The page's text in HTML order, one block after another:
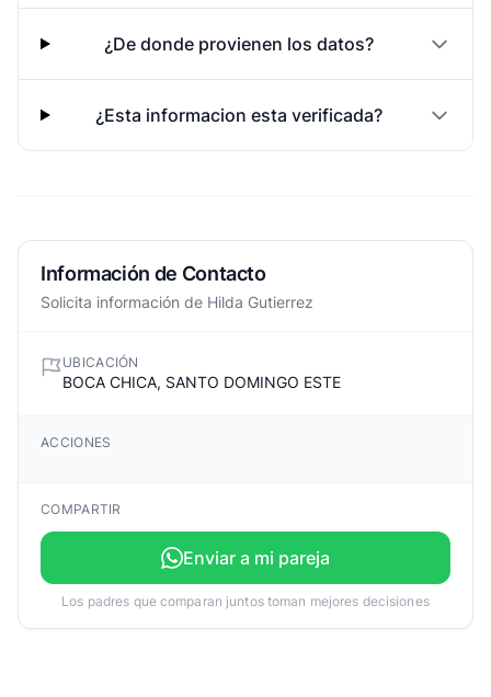
¿De donde provienen los datos?
¿Esta informacion esta verificada?
Información de Contacto
Solicita información de Hilda Gutierrez
UBICACIÓN
BOCA CHICA, SANTO DOMINGO ESTE
ACCIONES
COMPARTIR
Enviar a mi pareja
Los padres que comparan juntos toman mejores decisiones